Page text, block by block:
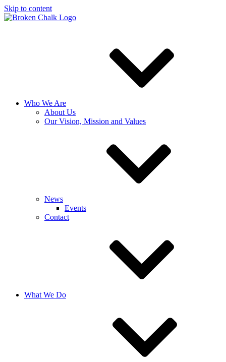
Skip to content
Who We Are
About Us
Our Vision, Mission and Values
News
Events
Contact
What We Do